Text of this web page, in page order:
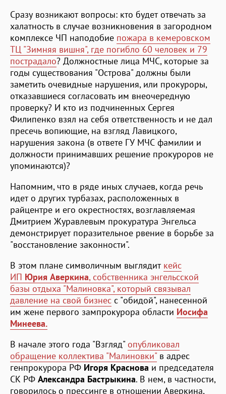
Сразу возникают вопросы: кто будет отвечать за
халатность в случае возникновения в загородном
комплексе ЧП наподобие пожара в кемеровском
ТЦ "Зимняя вишня", где погибло 60 человек и 79
пострадало? Должностные лица МЧС, которые за
годы существования "Острова" должны были
заметить очевидные нарушения, или прокуроры,
отказавшиеся согласовать им внеочередную
проверку? И кто из подчиненных Сергея
Филипенко взял на себя ответственность и не дал
пресечь вопиющие, на взгляд Лавицкого,
нарушения закона (в ответе ГУ МЧС фамилии и
должности принимавших решение прокуроров не
упоминаются)?
Напомним, что в ряде иных случаев, когда речь
идет о других турбазах, расположенных в
райцентре и его окрестностях, возглавляемая
Дмитрием Журавлевым прокуратура Энгельса
демонстрирует поразительное рвение в борьбе за
"восстановление законности".
В этом плане символичным выглядит кейс
ИП Юрия Аверкина, собственника энгельсской
базы отдыха "Малиновка", который связывал
давление на свой бизнес с "обидой", нанесенной
им жене первого зампрокурора области Иосифа
Минеева.
В начале этого года "Взгляд" опубликовал
обращение коллектива "Малиновки" в адрес
генпрокурора РФ Игоря Краснова и председателя
СК РФ Александра Бастрыкина. В нем, в частности,
говорилось о прессинге в отношении Аверкина,